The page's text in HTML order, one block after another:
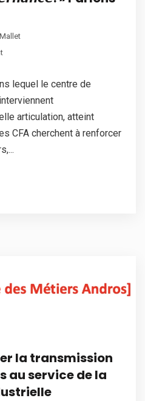
lequel le centre de
articulation, atteint
CFA cherchent à renforcer
la transmission
au service de la